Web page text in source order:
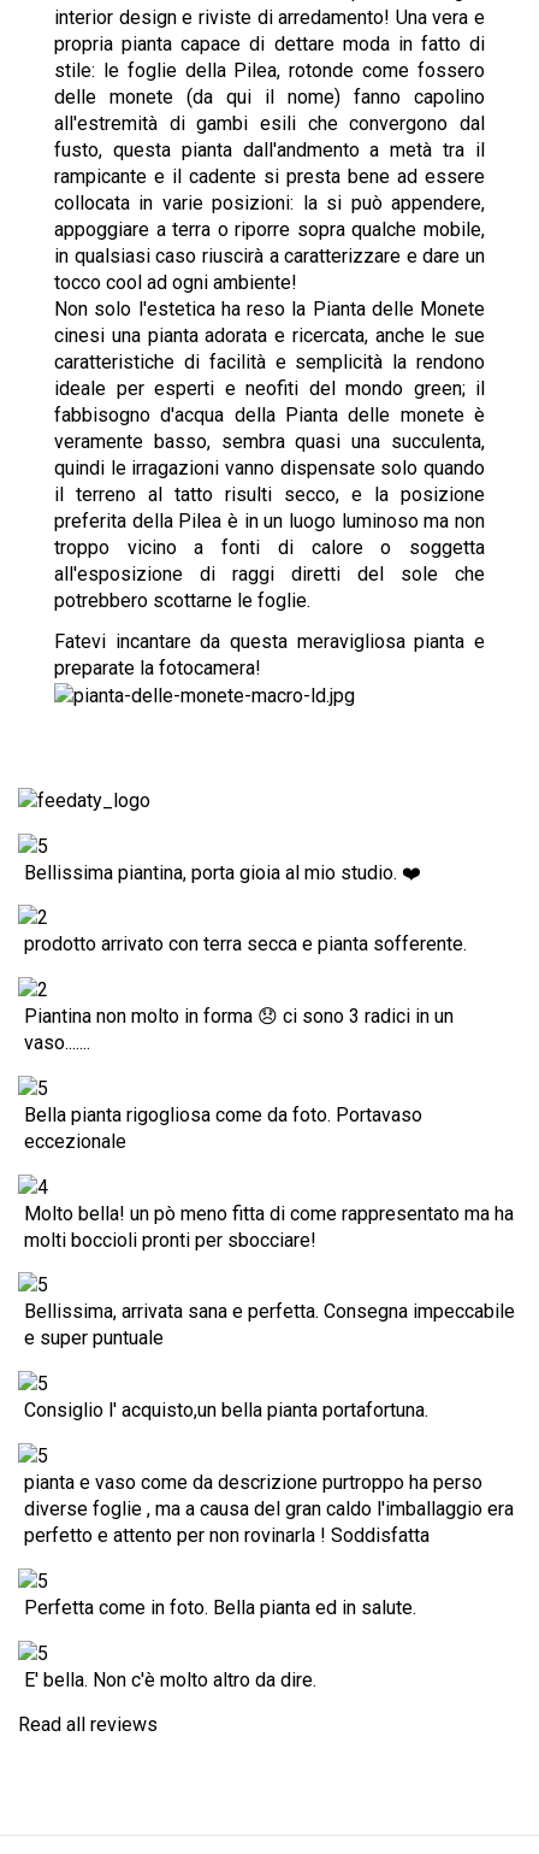
interior design e riviste di arredamento! Una vera e
propria pianta capace di dettare moda in fatto di
stile: le foglie della Pilea, rotonde come fossero
delle monete (da qui il nome) fanno capolino
all'estremità di gambi esili che convergono dal
fusto, questa pianta dall'andmento a metà tra il
rampicante e il cadente si presta bene ad essere
collocata in varie posizioni: la si può appendere,
appoggiare a terra o riporre sopra qualche mobile,
in qualsiasi caso riuscirà a caratterizzare e dare un
tocco cool ad ogni ambiente!
Non solo l'estetica ha reso la Pianta delle Monete
cinesi una pianta adorata e ricercata, anche le sue
caratteristiche di facilità e semplicità la rendono
ideale per esperti e neofiti del mondo green; il
fabbisogno d'acqua della Pianta delle monete è
veramente basso, sembra quasi una succulenta,
quindi le irragazioni vanno dispensate solo quando
il terreno al tatto risulti secco, e la posizione
preferita della Pilea è in un luogo luminoso ma non
troppo vicino a fonti di calore o soggetta
all'esposizione di raggi diretti del sole che
potrebbero scottarne le foglie.
Fatevi incantare da questa meravigliosa pianta e
preparate la fotocamera!
Bellissima piantina, porta gioia al mio studio. ❤️
prodotto arrivato con terra secca e pianta sofferente.
Piantina non molto in forma 😞 ci sono 3 radici in un
vaso.......
Bella pianta rigogliosa come da foto. Portavaso
eccezionale
Molto bella! un pò meno fitta di come rappresentato ma ha
molti boccioli pronti per sbocciare!
Bellissima, arrivata sana e perfetta. Consegna impeccabile
e super puntuale
Consiglio l' acquisto,un bella pianta portafortuna.
pianta e vaso come da descrizione purtroppo ha perso
diverse foglie , ma a causa del gran caldo l'imballaggio era
perfetto e attento per non rovinarla ! Soddisfatta
Perfetta come in foto. Bella pianta ed in salute.
E' bella. Non c'è molto altro da dire.
Read all reviews